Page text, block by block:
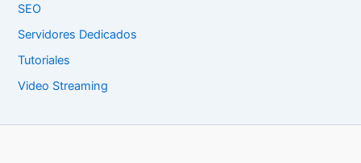
SEO
Servidores Dedicados
Tutoriales
Video Streaming